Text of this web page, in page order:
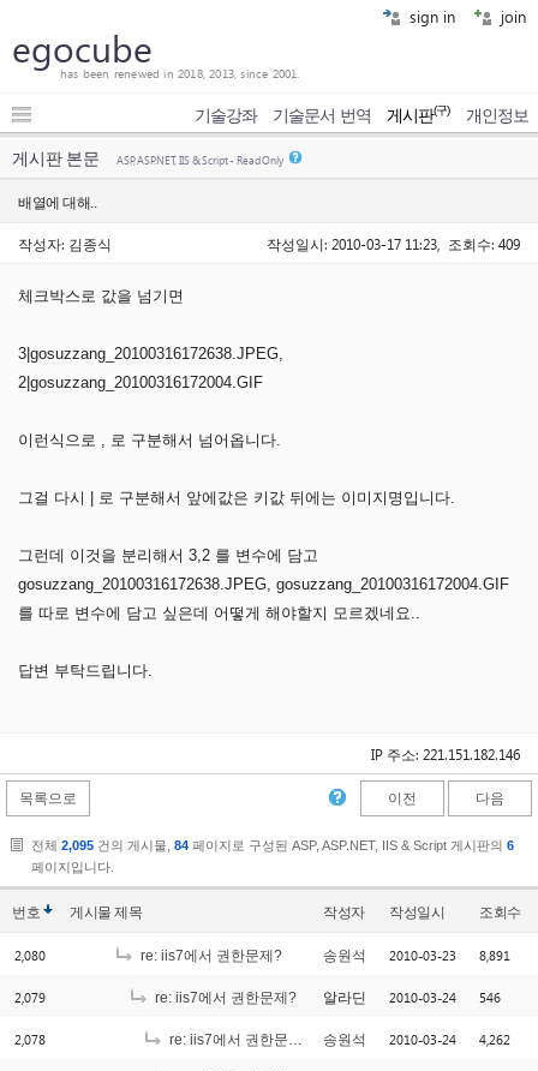
sign in join
egocube
has been renewed in 2018, 2013, since 2001.
기술강좌 기술문서 번역 게시판(구) 개인정보
게시판 본문 ASP, ASP.NET, IIS & Script - Read Only
배열에 대해..
작성자: 김종식 작성일시: 2010-03-17 11:23, 조회수: 409
체크박스로 값을 넘기면
3|gosuzzang_20100316172638.JPEG,
2|gosuzzang_20100316172004.GIF
이런식으로 , 로 구분해서 넘어옵니다.
그걸 다시 | 로 구분해서 앞에값은 키값 뒤에는 이미지명입니다.
그런데 이것을 분리해서 3,2 를 변수에 담고
gosuzzang_20100316172638.JPEG, gosuzzang_20100316172004.GIF
를 따로 변수에 담고 싶은데 어떻게 해야할지 모르겠네요..
답변 부탁드립니다.
IP 주소: 221.151.182.146
목록으로 이전 다음
전체 2,095 건의 게시물, 84 페이지로 구성된 ASP, ASP.NET, IIS & Script 게시판의 6
페이지입니다.
번호 게시물제목 작성자 작성일시 조회수
2,080 re: iis7에서 권한문제? 송원석 2010-03-23 8,891
2,079 re: iis7에서 권한문제? 알라딘 2010-03-24 546
2,078 re: iis7에서 권한문제? 송원석 2010-03-24 4,262